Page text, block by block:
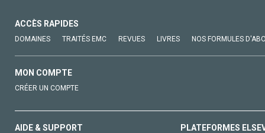
ACCÈS RAPIDES
DOMAINES TRAITÉS EMC REVUES LIVRES NOS FORMULES
MON COMPTE
CRÉER UN COMPTE
AIDE & SUPPORT PLATEFORMES